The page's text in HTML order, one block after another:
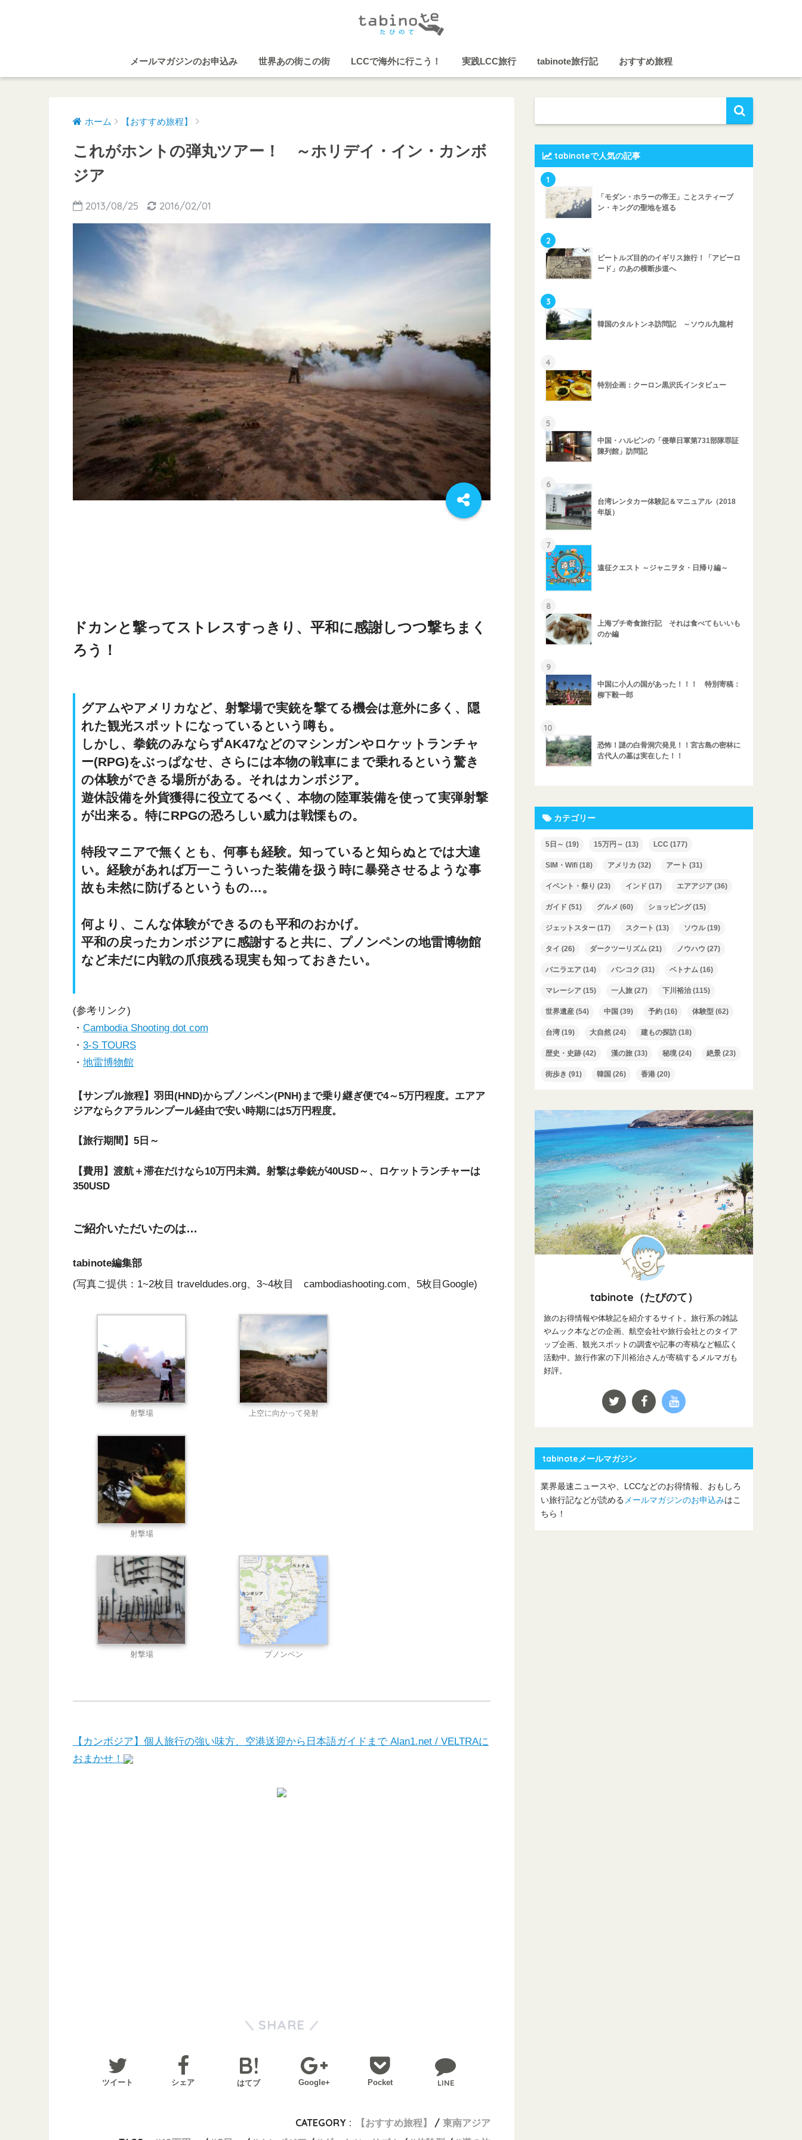
メールマガジンのお申込み 世界あの街この街 LCCで海外に行こう！ 実践LCC旅行 tabinote旅行記 おすすめ旅程
ホーム 【おすすめ旅程】
これがホントの弾丸ツアー！ ～ホリデイ・イン・カンボ
ジア
2013/08/25 2016/02/01
ドカンと撃ってストレスすっきり、平和に感謝しつつ撃ちまく
ろう！
グアムやアメリカなど、射撃場で実銃を撃てる機会は意外に多く、隠
れた観光スポットになっているという噂も。
しかし、拳銃のみならずAK47などのマシンガンやロケットランチャ
ー(RPG)をぶっぱなせ、さらには本物の戦車にまで乗れるという驚き
の体験ができる場所がある。それはカンボジア。
遊休設備を外貨獲得に役立てるべく、本物の陸軍装備を使って実弾射撃
が出来る。特にRPGの恐ろしい威力は戦慄もの。
特段マニアで無くとも、何事も経験。知っていると知らぬとでは大違
い。経験があれば万一こういった装備を扱う時に暴発させるような事
故も未然に防げるというもの…。
何より、こんな体験ができるのも平和のおかげ。
平和の戻ったカンボジアに感謝すると共に、プノンペンの地雷博物館
など未だに内戦の爪痕残る現実も知っておきたい。
(参考リンク)
・ Cambodia Shooting dot com
・ 3-S TOURS
・ 地雷博物館
【サンプル旅程】羽田(HND)からプノンペン(PNH)まで乗り継ぎ便で4～5万円程度。エアア
ジアならクアラルンプール経由で安い時期には5万円程度。
【旅行期間】5日～
【費用】渡航＋滞在だけなら10万円未満。射撃は拳銃が40USD～、ロケットランチャーは
350USD
ご紹介いただいたのは…
tabinote編集部
(写真ご提供：1~2枚目 traveldudes.org、3~4枚目 cambodiashooting.com、5枚目Google)
射撃場 上空に向かって発射
射撃場
射撃場 プノンペン
【カンボジア】個人旅行の強い味方、空港送迎から日本語ガイドまで Alan1.net / VELTRAに
おまかせ！
SHARE
ツイート シェア はてブ Google+ Pocket LINE
CATEGORY : 【おすすめ旅程】
東南アジア
tabinoteで人気の記事
1
「モダン・ホラーの帝王」ことスティーブ
ン・キングの聖地を巡る
2
ビートルズ目的のイギリス旅行！「アビーロ
ード」のあの横断歩道へ
3
韓国のタルトンネ訪問記 ～ソウル九龍村
4
特別企画：クーロン黒沢氏インタビュー
5
中国・ハルビンの「侵華日軍第731部隊罪証
陳列館」訪問記
6
台湾レンタカー体験記＆マニュアル（2018
年版）
7
遠征クエスト ～ジャニヲタ・日帰り編～
8
上海プチ奇食旅行記 それは食べてもいいも
のか編
9
中国に小人の国があった！！！ 特別寄稿：
柳下毅一郎
10
恐怖！謎の白骨洞穴発見！！宮古島の密林に
古代人の墓は実在した！！
カテゴリー
5日～ (19) 15万円～ (13) LCC (177)
SIM・Wifi (18) アメリカ (32) アート (31)
イベント・祭り (23) インド (17) エアアジア (36)
ガイド (51) グルメ (60) ショッピング(15)
ジェットスター (17) スクート (13) ソウル(19)
タイ (26) ダークツーリズム (21) ノウハウ (27)
バニラエア (14) バンコク (31) ベトナム (16)
マレーシア (15) 一人旅 (27) 下川裕治(115)
世界遺産 (54) 中国 (39) 予約 (16) 体験型 (62)
台湾 (19) 大自然 (24) 建もの探訪 (18)
歴史・史跡 (42) 漢の旅 (33) 秘境 (24) 絶景 (23)
街歩き (91) 韓国 (26) 香港 (20)
tabinote（たびのて）
旅のお得情報や体験記を紹介するサイト。旅行系の雑誌
やムック本などの企画、航空会社や旅行会社とのタイア
ップ企画、観光スポットの調査や記事の寄稿など幅広く
活動中。旅行作家の下川裕治さんが寄稿するメルマガも
好評。
tabinoteメールマガジン
業界最速ニュースや、LCCなどのお得情報、おもしろ
い旅行記などが読める メールマガジンのお申込みはこ
ちら！